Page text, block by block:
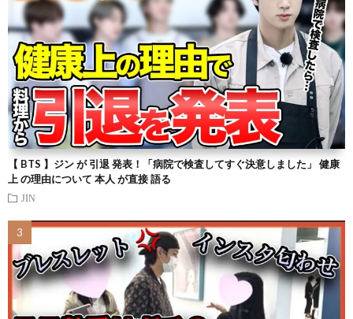
【 BTS 】ジン が 引退 発表！「病院で検査してすぐ決意しました」 健康
上 の理由について 本人 が直接 語る
JIN